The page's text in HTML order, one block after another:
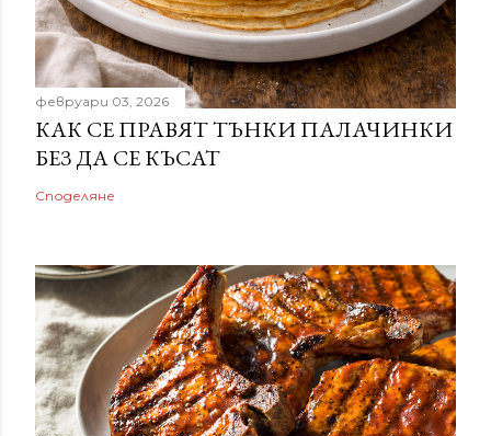
февруари 03, 2026
КАК СЕ ПРАВЯТ ТЪНКИ ПАЛАЧИНКИ
БЕЗ ДА СЕ КЪСАТ
Споделяне